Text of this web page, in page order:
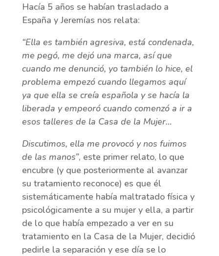
Hacía 5 años se habían trasladado a
España y Jeremías nos relata:
“Ella es también agresiva, está condenada,
me pegó, me dejó una marca, así que
cuando me denunció, yo también lo hice, el
problema empezó cuando llegamos aquí
ya que ella se creía española y se hacía la
liberada y empeoró cuando comenzó a ir a
esos talleres de la Casa de la Mujer…
Discutimos, ella me provocó y nos fuimos
de las manos”, este primer relato, lo que
encubre (y que posteriormente al avanzar
su tratamiento reconoce) es que él
sistemáticamente había maltratado física y
psicológicamente a su mujer y ella, a partir
de lo que había empezado a ver en su
tratamiento en la Casa de la Mujer, decidió
pedirle la separación y ese día se lo